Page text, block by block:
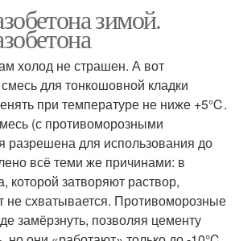
зимой.
холод не страшен. А вот
для тонкошовной кладки
при температуре не ниже +5℃.
(с противоморозными
разрешена для использования до
всё теми же причинами: в
которой затворяют раствор,
не схватывается. Противоморозные
замёрзнуть, позволяя цементу